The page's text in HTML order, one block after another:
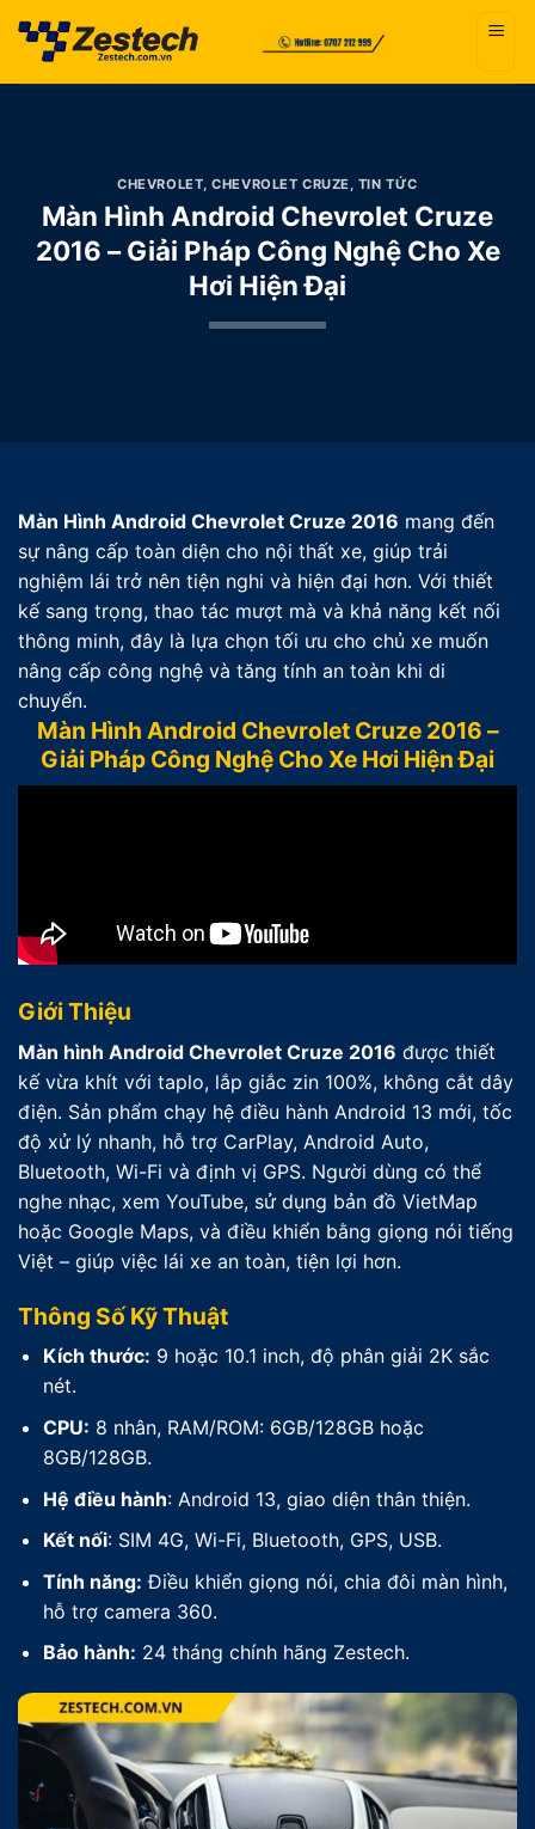
qua
CHEVROLET,CHEVROLET CRUZE, TIN TỨC
Màn Hình Android Chevrolet Cruze
2016 – Giải Pháp Công Nghệ Cho Xe
Hơi Hiện Đại
Màn Hình Android Chevrolet Cruze 2016 mang đến
sự nâng cấp toàn diện cho nội thất xe, giúp trải
nghiệm lái trở nên tiện nghi và hiện đại hơn. Với thiết
kế sang trọng, thao tác mượt mà và khả năng kết nối
thông minh, đây là lựa chọn tối ưu cho chủ xe muốn
nâng cấp công nghệ và tăng tính an toàn khi di
chuyển.
Màn Hình Android Chevrolet Cruze 2016 –
Giải Pháp Công Nghệ Cho Xe Hơi Hiện Đại
Giới Thiệu
Màn hình Android Chevrolet Cruze 2016 được thiết
kế vừa khít với taplo, lắp giắc zin 100%, không cắt dây
điện. Sản phẩm chạy hệ điều hành Android 13 mới, tốc
độ xử lý nhanh, hỗ trợ CarPlay, Android Auto,
Bluetooth, Wi-Fi và định vị GPS. Người dùng có thể
nghe nhạc, xem YouTube, sử dụng bản đồ VietMap
hoặc Google Maps, và điều khiển bằng giọng nói tiếng
Việt – giúp việc lái xe an toàn, tiện lợi hơn.
Thông Số Kỹ Thuật
Kích thước: 9 hoặc 10.1 inch, độ phân giải 2K sắc
nét.
CPU: 8 nhân, RAM/ROM: 6GB/128GB hoặc
8GB/128GB.
Hệ điều hành: Android 13, giao diện thân thiện.
Kết nối: SIM 4G, Wi-Fi, Bluetooth, GPS, USB.
Tính năng: Điều khiển giọng nói, chia đôi màn hình,
hỗ trợ camera 360.
Bảo hành: 24 tháng chính hãng Zestech.